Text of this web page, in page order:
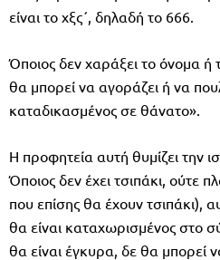
είναι το χξς΄, δηλαδή το 666.
Όποιος δεν χαράξει το όνομα ή
θα μπορεί να αγοράζει ή να
καταδικασμένος σε θάνατο».
Η προφητεία αυτή θυμίζει την
Όποιος δεν έχει τσιπάκι, ούτε
που επίσης θα έχουν τσιπάκι),
θα είναι καταχωρισμένος στο
θα είναι έγκυρα, δε θα μπορεί